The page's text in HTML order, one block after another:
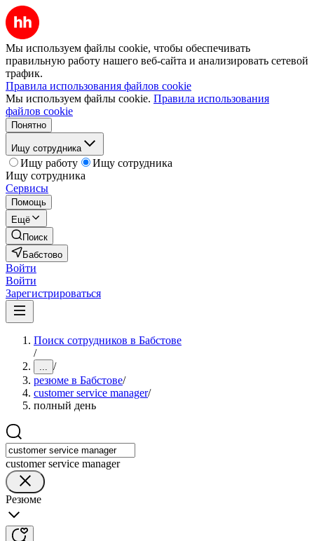
Мы используем файлы cookie, чтобы обеспечивать
правильную работу нашего веб-сайта и анализировать сетевой
трафик.
Правила использования файлов cookie
Мы используем файлы cookie. Правила использования
файлов cookie
Понятно
Ищу сотрудника
Ищу работу
Ищу сотрудника
Ищу сотрудника
Сервисы
Помощь
Ещё
Поиск
Бабстово
Войти
Войти
Зарегистрироваться
Поиск сотрудников в Бабстове
/
... /
резюме в Бабстове/
customer service manager/
полный день
customer service manager
Резюме